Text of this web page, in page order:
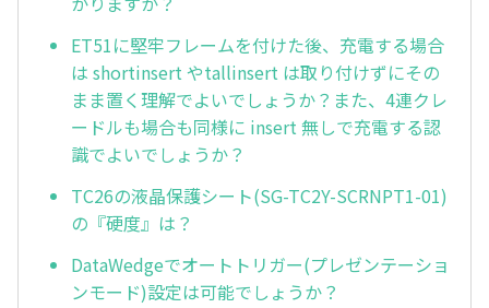
ET51に堅牢フレームを付けた後、充電する場合
は shortinsert やtallinsert は取り付けずにその
まま置く理解でよいでしょうか？また、4連クレ
ードルも場合も同様に insert 無しで充電する認
識でよいでしょうか？
TC26の液晶保護シート(SG-TC2Y-SCRNPT1-01)
の『硬度』は？
DataWedgeでオートトリガー(プレゼンテーショ
ンモード)設定は可能でしょうか？